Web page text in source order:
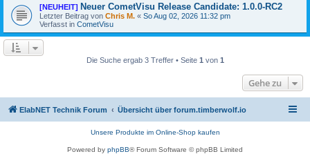
[NEUHEIT] Neuer CometVisu Release Candidate: 1.0.0-RC2
Letzter Beitrag von Chris M. « So Aug 02, 2026 11:32 pm
Verfasst in CometVisu
Die Suche ergab 3 Treffer • Seite 1 von 1
Gehe zu
ElabNET Technik Forum Übersicht über forum.timberwolf.io
Unsere Produkte im Online-Shop kaufen
Powered by phpBB® Forum Software © phpBB Limited